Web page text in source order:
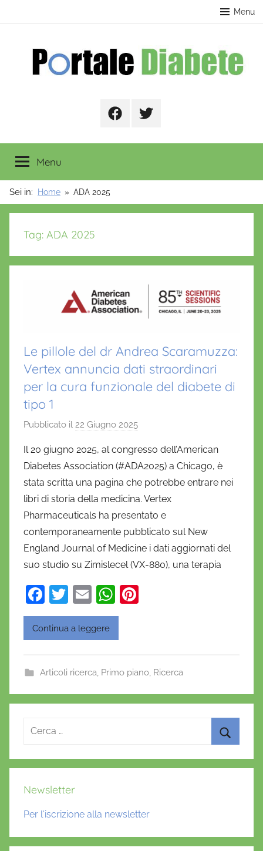
Menu
FacebookTwitter
Menu
Sei in: Home ADA 2025
Tag: ADA 2025
Le pillole del dr Andrea Scaramuzza:
Vertex annuncia dati straordinari
per la cura funzionale del diabete di
tipo 1
Pubblicato il 22 Giugno 2025
D
a
n
i
e
l
a
D
i
Il 20 giugno 2025, al congresso dell’American
Diabetes Association (#ADA2025) a Chicago, è
stata scritta una pagina che potrebbe entrare nei
libri di storia della medicina. Vertex
Pharmaceuticals ha presentato e
contemporaneamente pubblicato sul New
England Journal of Medicine i dati aggiornati del
suo studio su Zimislecel (VX-880), una terapia
F
a
c
b
o
k
T
w
itt
E
m
ai
W
h
A
p
st
Continua a leggere
Articoli ricerca, Primo piano, Ricerca
Ricerca
Newsletter
Per l'iscrizione alla newsletter